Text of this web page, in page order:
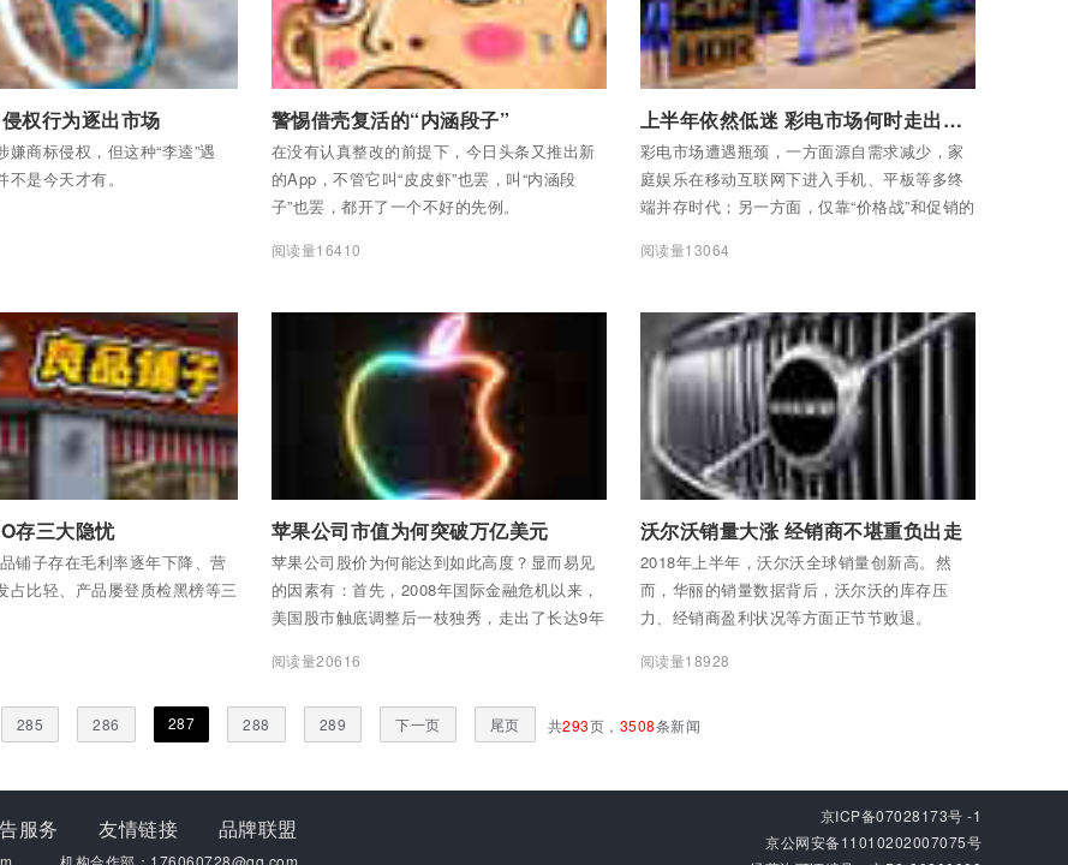
权行为逐出市场
嫌商标侵权，但这种“李逵”遇
不是今天才有。
警惕借壳复活的“内涵段子”
在没有认真整改的前提下，今日头条又推出新
的App，不管它叫“皮皮虾”也罢，叫“内涵段
子”也罢，都开了一个不好的先例。
阅读量16410
上半年依然低迷 彩电市场何时走出瓶颈
彩电市场遭遇瓶颈，一方面源自需求减少，家
庭娱乐在移动互联网下进入手机、平板等多终
端并存时代；另一方面，仅靠“价格战”和促销的
阅读量13064
存三大隐忧
铺子存在毛利率逐年下降、营
占比轻、产品屡登质检黑榜等三
苹果公司市值为何突破万亿美元
苹果公司股价为何能达到如此高度？显而易见
的因素有：首先，2008年国际金融危机以来，
美国股市触底调整后一枝独秀，走出了长达9年
阅读量20616
沃尔沃销量大涨 经销商不堪重负出走
2018年上半年，沃尔沃全球销量创新高。然
而，华丽的销量数据背后，沃尔沃的库存压
力、经销商盈利状况等方面正节节败退。
阅读量18928
285 286 287 288 289 下一页 尾页 共293页， 3508条新闻
服务 友情链接 品牌联盟
机构合作部：176060728@qq.com
京ICP备07028173号 -1
京公网安备11010202007075号